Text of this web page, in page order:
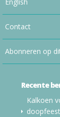
Contact
Abonneren op
Recente
Kalkoen